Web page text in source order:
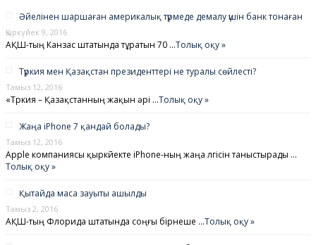
Әйелінен шаршаған америкалық түрмеде демалу үшін банк тонаған
Қыркүйек 9, 2016
АҚШ-тың Канзас штатында тұратын 70 …Толық оқу »
Түркия мен Қазақстан президенттері не туралы сөйлесті?
Тамыз 12, 2016
«Түркия – Қазақстанның жақын әрі …Толық оқу »
Жаңа iPhone 7 қандай болады?
Тамыз 12, 2016
Apple компаниясы қыркүйекте iPhone-ның жаңа үлгісін таныстырады …
Толық оқу »
Қытайда маса зауыты ашылды
Тамыз 2, 2016
АҚШ-тың Флорида штатында соңғы бірнеше …Толық оқу »